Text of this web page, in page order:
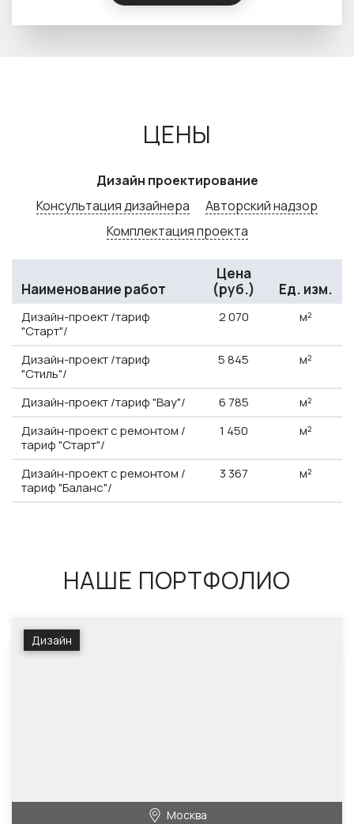
ЦЕНЫ
Дизайн проектирование
Консультация дизайнера
Авторский надзор
Комплектация проекта
Наименование работ
Цена
(руб.)
Ед. изм.
Дизайн-проект /тариф
"Старт"/
2070 м²
Дизайн-проект /тариф
"Стиль"/
5845 м²
Дизайн-проект /тариф "Вау"/ 6 785
м²
Дизайн-проект с ремонтом /
тариф "Старт"/
1 450 м²
Дизайн-проект с ремонтом /
тариф "Баланс"/
3 367 м²
НАШЕ ПОРТФОЛИО
Дизайн
Москва